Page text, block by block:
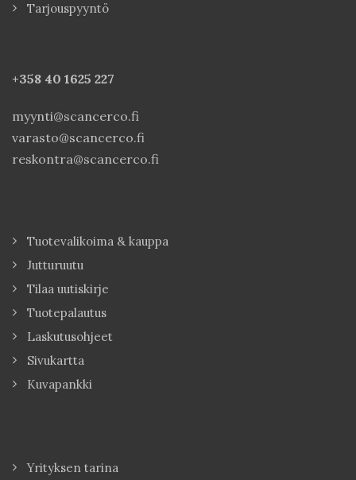
Tarjouspyyntö
+358 40 1625 227
myynti@scancerco.fi
varasto@scancerco.fi
reskontra@scancerco.fi
Tuotevalikoima & kauppa
Jutturuutu
Tilaa uutiskirje
Tuotepalautus
Laskutusohjeet
Sivukartta
Kuvapankki
Yrityksen tarina